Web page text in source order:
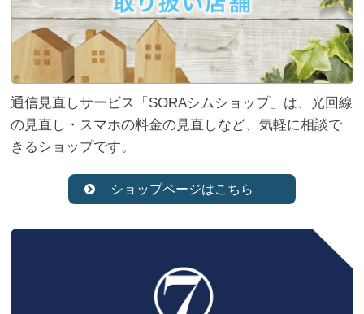
通信見直しサービス「SORAシムショップ」は、光回線
の見直し・スマホの料金の見直しなど、気軽に相談で
きるショップです。
ショップページはこちら